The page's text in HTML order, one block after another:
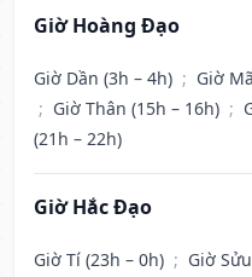
Giờ Hoàng Đạo
Giờ Dần (3h – 4h) ; Giờ
; Giờ Thân (15h – 16h) ;
(21h – 22h)
Giờ Hắc Đạo
Giờ Tí (23h – 0h) ; Giờ